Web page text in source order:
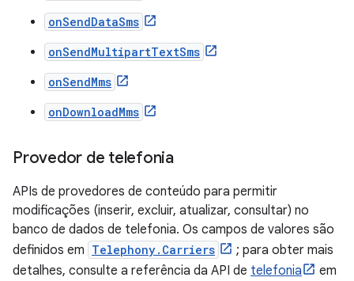
onSendDataSms
onSendMultipartTextSms
onSendMms
onDownloadMms
Provedor de telefonia
APIs de provedores de conteúdo para permitir
modificações (inserir, excluir, atualizar, consultar) no
banco de dados de telefonia. Os campos de valores são
definidos em Telephony.Carriers
; para obter mais
detalhes, consulte a referência da API de telefonia
em